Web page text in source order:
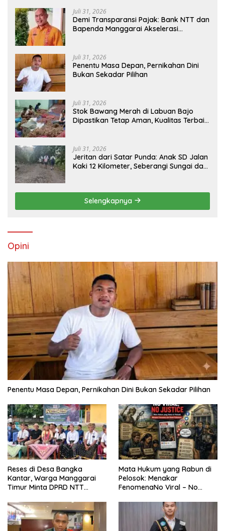
Juli 31, 2026
​Demi Transparansi Pajak: Bank NTT dan
Bapenda Manggarai Akselerasi
Juli 31, 2026
Penentu Masa Depan, Pernikahan Dini
Bukan Sekadar Pilihan
Juli 31, 2026
Stok Bawang Merah di Labuan Bajo
Dipastikan Tetap Aman, Kualitas Terbaik
Juli 31, 2026
Jeritan dari Satar Punda: Anak SD Jalan
Kaki 12 Kilometer, Seberangi Sungai dan
Selengkapnya
Opini
Penentu Masa Depan, Pernikahan Dini Bukan Sekadar Pilihan
Reses di Desa Bangka
Kantar, Warga Manggarai
Timur Minta DPRD NTT
Pergub Larangan Beli BBM
Bersubsidi Bagi Penunggak
Pajak
Mata Hukum yang Rabun di
Pelosok: Menakar
FenomenaNo Viral – No